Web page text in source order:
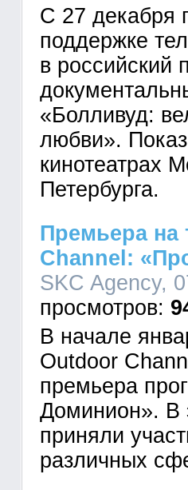
С 27 декабря
поддержке
в российский
«Болливуд:
любви».
кинотеатрах
Петербурга.
Премьера на
Channel:
SKC Agency,
В начале
Outdoor
премьера
Доминион». В
приняли
различных